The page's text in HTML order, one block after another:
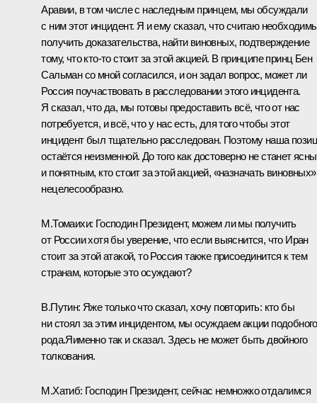
Аравии, в том числе с наследным принцем, мы обсуждали
с ним этот инцидент. Я и ему сказал, что считаю
получить доказательства, найти виновных, подтверждение
тому, что кто‑то стоит за этой акцией. В принципе принц Бен
Сальман со мной согласился, и он задал вопрос, может ли
Россия поучаствовать в расследовании этого инцидента.
Я сказал, что да, мы готовы предоставить всё, что от нас
потребуется, и всё, что у нас есть, для того чтобы этот
инцидент был тщательно расследован. Поэтому наша
остаётся неизменной. До того как достоверно не станет
и понятным, кто стоит за этой акцией, «назначать виновных»
нецелесообразно.
М.Томаихи: Господин Президент, можем ли мы получить
от России хотя бы уверение, что если выяснится, что Иран
стоит за этой атакой, то Россия также присоединится к тем
странам, которые это осуждают?
В.Путин: Яже только что сказал, хочу повторить: кто бы
ни стоял за этим инцидентом, мы осуждаем акции подобного
рода.Яименно так и сказал. Здесь не может быть двойного
толкования.
М.Хатиб: Господин Президент, сейчас немножко отдалимся